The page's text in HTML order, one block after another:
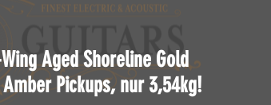
Aged Shoreline Gold
Pickups, nur 3,54kg!